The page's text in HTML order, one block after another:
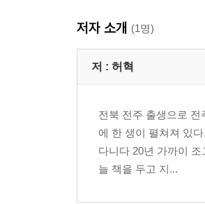
근심 덜기
창의적인 희망
입간판
저자 소개 (1명)
저 : 허혁
전북 전주 출생으로
에 한 생이 펼쳐져 있
다니다 20년 가까이
늘 책을 두고 지...